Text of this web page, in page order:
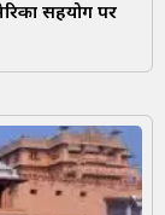
सहयोग पर